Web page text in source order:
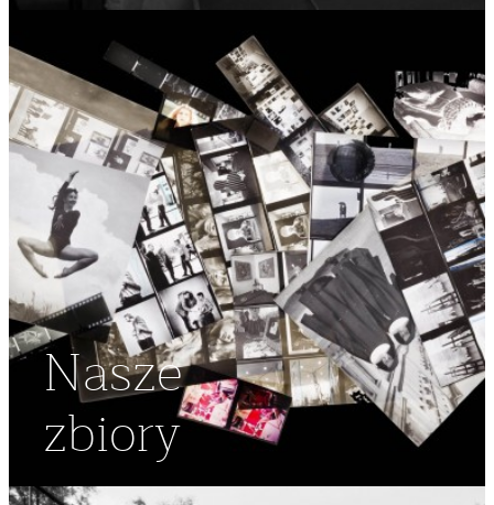
Nasze
zbiory